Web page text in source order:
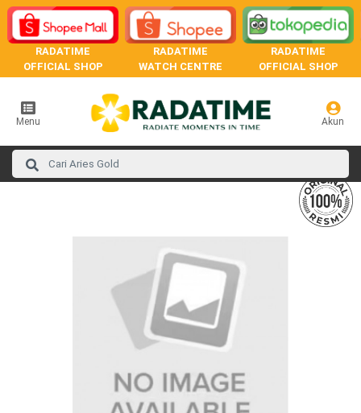
RADATIME
OFFICIAL SHOP
RADATIME
WATCH CENTRE
RADATIME
OFFICIAL SHOP
Menu Akun